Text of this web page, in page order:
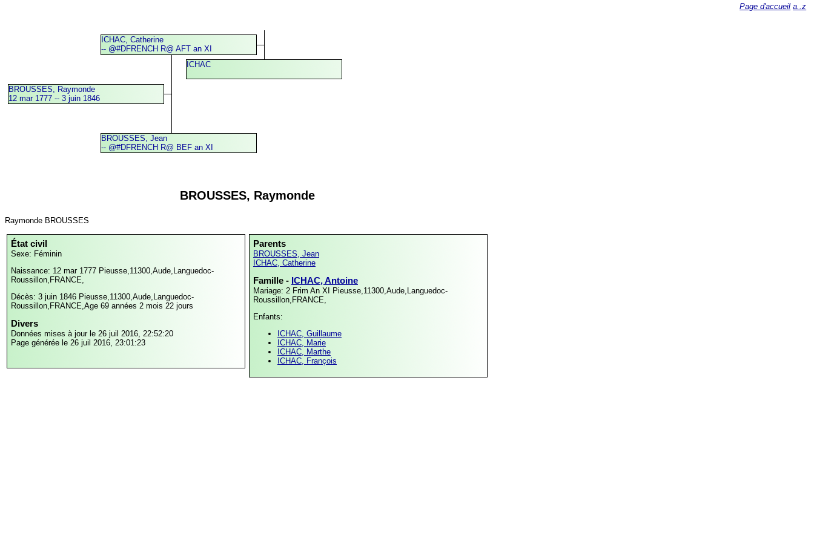
BROUSSES, Raymonde
12 mar 1777 -- 3 juin 1846
ICHAC, Catherine
-- @#DFRENCH R@ AFT an XI
ICHAC
BROUSSES, Jean
-- @#DFRENCH R@ BEF an XI
BROUSSES, Raymonde
Raymonde BROUSSES
État civil
Sexe: Féminin
Naissance: 12 mar 1777 Pieusse,11300,Aude,Languedoc-
Roussillon,FRANCE,
Décès: 3 juin 1846 Pieusse,11300,Aude,Languedoc-
Roussillon,FRANCE,Age 69 années 2 mois 22 jours
Divers
Données mises à jour le 26 juil 2016, 22:52:20
Page générée le 26 juil 2016, 23:01:23
Parents
BROUSSES, Jean
ICHAC, Catherine
Famille - ICHAC, Antoine
Mariage: 2 Frim An XI
Pieusse,11300,Aude,Languedoc-
Roussillon,FRANCE,
Enfants:
ICHAC, Guillaume
ICHAC, Marie
ICHAC, Marthe
ICHAC, François
Page d'accueil a..z